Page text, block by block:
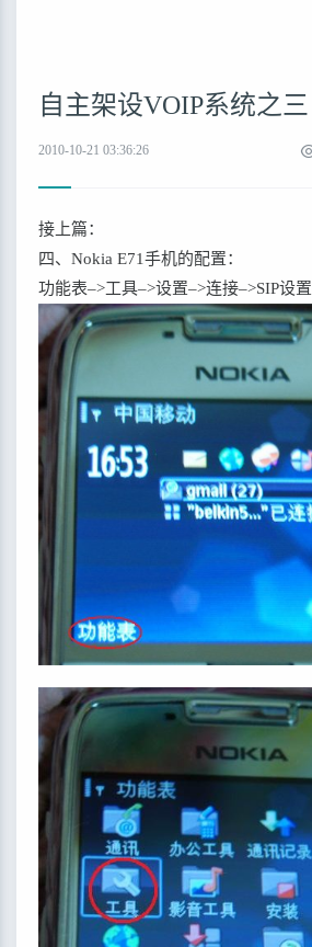
自主架设VOIP系统之三
2010-10-21 03:36:26
接上篇：
四、Nokia E71手机的配置：
功能表–>工具–>设置–>连接–>SIP设置